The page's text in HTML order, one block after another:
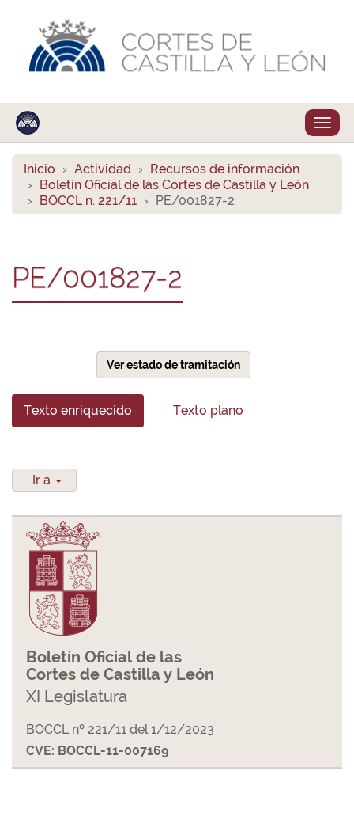
Inicio Actividad
Recursos de información
Boletín Oficial de las Cortes de Castilla y León
BOCCL n. 221/11
PE/001827-2
PE/001827-2
Ver estado de tramitación
Texto enriquecido Texto plano
Ir a
Boletín Oficial de las
Cortes de Castilla y León
XI Legislatura
BOCCL nº 221/11 del 1/12/2023
CVE: BOCCL-11-007169